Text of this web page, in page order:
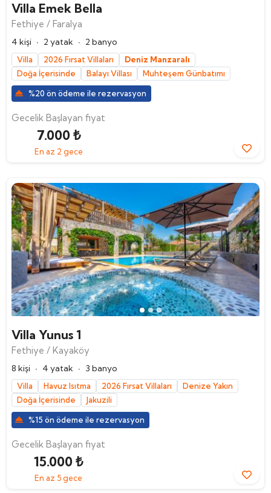
Villa Emek Bella
Fethiye / Faralya
4 kişi · 2 yatak · 2 banyo
Villa 2026 Fırsat Villaları
Deniz Manzaralı
Doğa İçerisinde
Balayı Villası Muhteşem Günbatımı
%20 ön ödeme ile rezervasyon
Gecelik Başlayan fiyat
7.000 ₺
En az 2 gece
Villa Yunus 1
Fethiye / Kayaköy
8 kişi · 4 yatak · 3 banyo
Villa Havuz Isıtma 2026 Fırsat Villaları
Denize Yakın
Doğa İçerisinde
Jakuzili
%15 ön ödeme ile rezervasyon
Gecelik Başlayan fiyat
15.000 ₺
En az 5 gece